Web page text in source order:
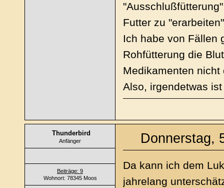
Futter zu
Ich habe von Fällen
Rohfütterung die
Medikamenten
Also, irgendetwas
Thunderbird
Anfänger
Beiträge: 9
Wohnort: 78345 Moos
Donnerstag,
Da kann ich dem
jahrelang